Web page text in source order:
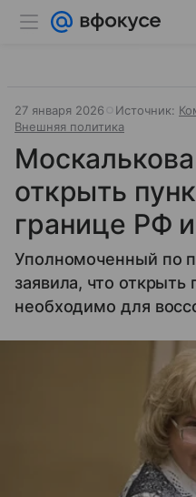
27 января 2026 Источник:
Внешняя политика
открыть
границе РФ
Уполномоченный по
заявила, что открыть
необходимо для